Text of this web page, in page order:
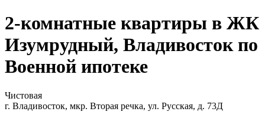
2-комнатные квартиры в ЖК
Изумрудный, Владивосток по
Военной ипотеке
Чистовая
г. Владивосток, мкр. Вторая речка, ул. Русская, д. 73Д